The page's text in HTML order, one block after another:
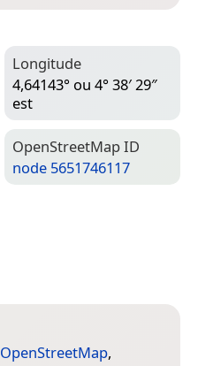
Longitude
4,64143° ou 4° 38′ 29″
est
Open­Street­Map ID
node 5651746117
OpenStreetMap,